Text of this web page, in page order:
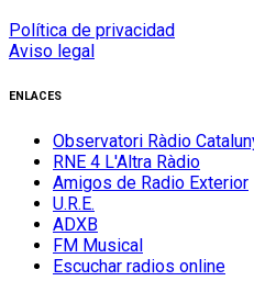
Política de privacidad
Aviso legal
ENLACES
Observatori Ràdio
RNE 4 L'Altra Ràdio
Amigos de Radio Exterior
U.R.E.
ADXB
FM Musical
Escuchar radios online